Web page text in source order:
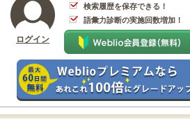
ログイン
検索履歴を保存できる！
語彙力診断の実施回数増加！